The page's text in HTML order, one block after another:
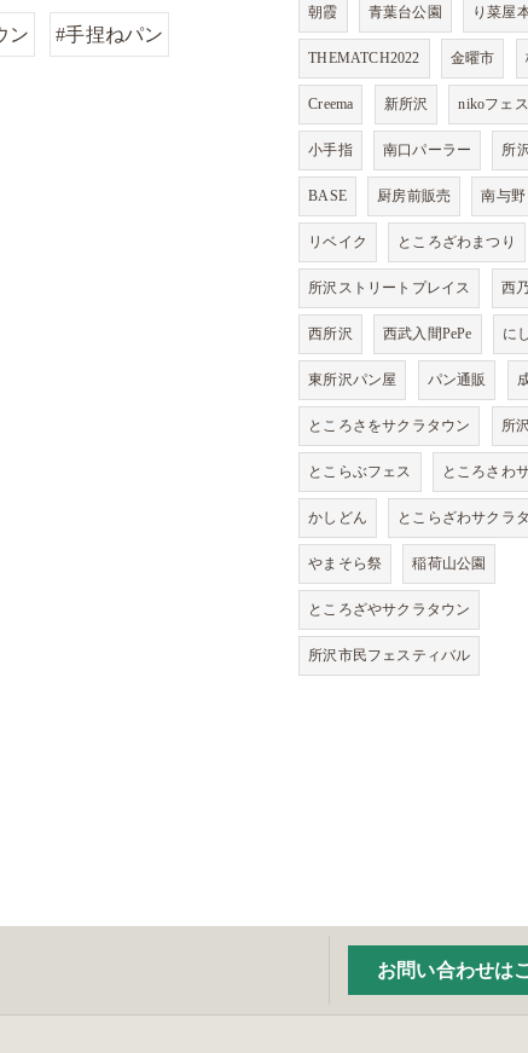
ン #手捏ねパン
朝霞 青葉台公園 り菜屋
THEMATCH2022 金曜市
Creema 新所沢 nikoフェス
小手指 南口パーラー 所
BASE 厨房前販売 南与野
リベイク ところざわまつり
所沢ストリートプレイス 西
西所沢 西武入間PePe に
東所沢パン屋 パン通販
ところさをサクラタウン 所
とこらぶフェス ところさわ
かしどん とこらざわサクラ
やまそら祭 稲荷山公園
ところざやサクラタウン
所沢市民フェスティバル
お問い合わせは